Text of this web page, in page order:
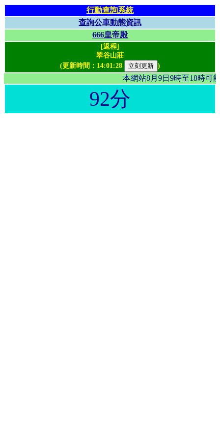
行動查詢系統
查詢公車動態資訊
666皇帝殿
[返程]
翠谷山莊
(更新時間： 14:01:28 )
本網站8月9日9時至18
92分